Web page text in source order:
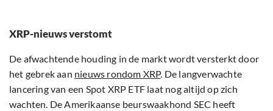
XRP-nieuws verstomt
De afwachtende houding in de markt wordt versterkt door
het gebrek aan nieuws rondom XRP. De langverwachte
lancering van een Spot XRP ETF laat nog altijd op zich
wachten. De Amerikaanse beurswaakhond SEC heeft